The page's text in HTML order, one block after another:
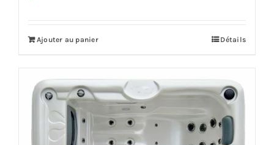
12,799.00€.
Ajouter au panier Détails